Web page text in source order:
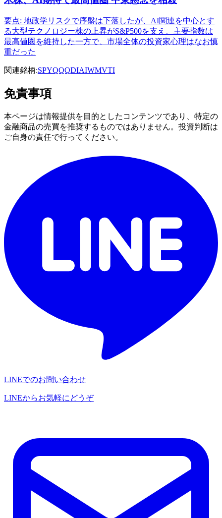
要点: 地政学リスクで序盤は下落したが、AI関連を中心とす
る大型テクノロジー株の上昇がS&P500を支え、主要指数は
最高値圏を維持した一方で、市場全体の投資家心理はなお慎
重だった
関連銘柄:SPYQQQDIAIWMVTI
免責事項
本ページは情報提供を目的としたコンテンツであり、特定の
金融商品の売買を推奨するものではありません。投資判断は
ご自身の責任で行ってください。
LINEでのお問い合わせ
LINEからお気軽にどうぞ